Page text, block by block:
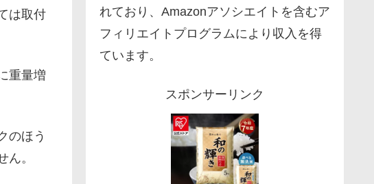
は取付
重量増
のほう
。
れており、Amazonアソシエイトを含むア
フィリエイトプログラムにより収入を得
ています。
スポンサーリンク